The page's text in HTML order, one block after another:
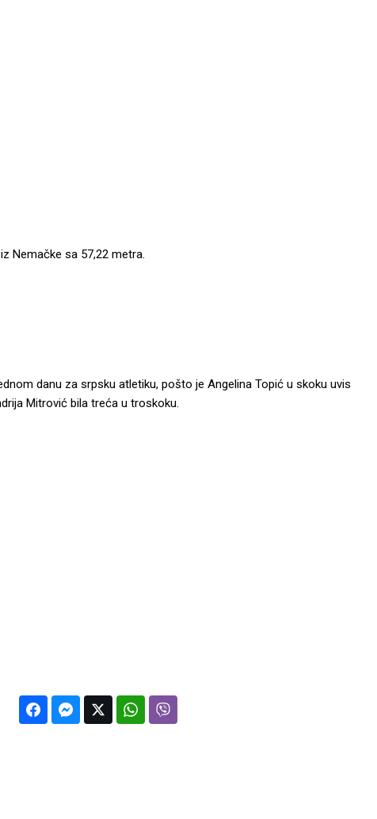
Nemačke sa 57,22 metra.
danu za srpsku atletiku, pošto je Angelina Topić u skoku uvis
Mitrović bila treća u troskoku.